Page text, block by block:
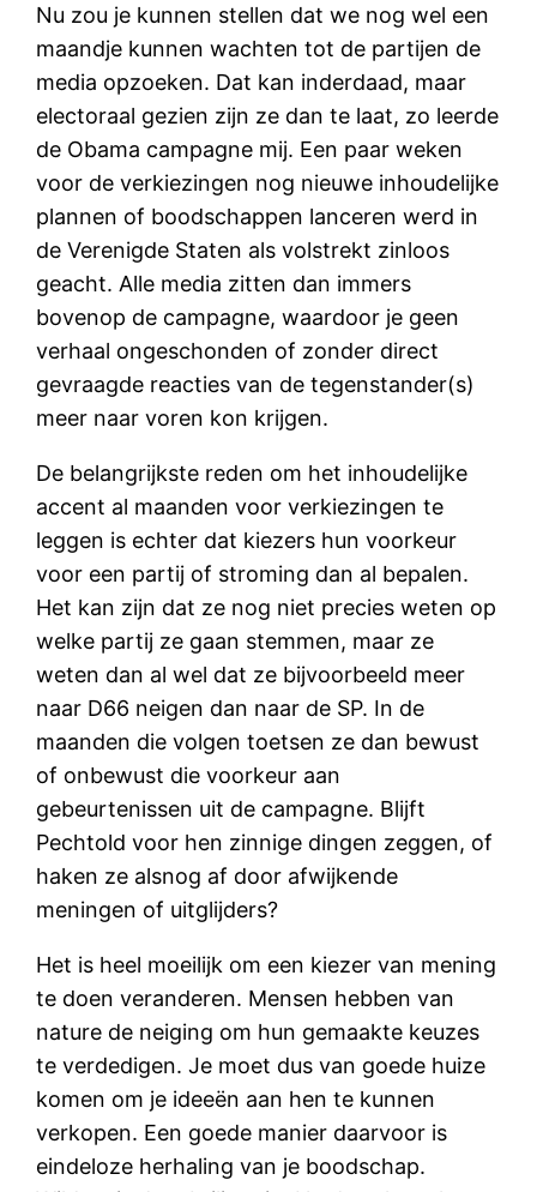
Nu zou je kunnen stellen dat we nog wel een
maandje kunnen wachten tot de partijen de
media opzoeken. Dat kan inderdaad, maar
electoraal gezien zijn ze dan te laat, zo leerde
de Obama campagne mij. Een paar weken
voor de verkiezingen nog nieuwe inhoudelijke
plannen of boodschappen lanceren werd in
de Verenigde Staten als volstrekt zinloos
geacht. Alle media zitten dan immers
bovenop de campagne, waardoor je geen
verhaal ongeschonden of zonder direct
gevraagde reacties van de tegenstander(s)
meer naar voren kon krijgen.
De belangrijkste reden om het inhoudelijke
accent al maanden voor verkiezingen te
leggen is echter dat kiezers hun voorkeur
voor een partij of stroming dan al bepalen.
Het kan zijn dat ze nog niet precies weten op
welke partij ze gaan stemmen, maar ze
weten dan al wel dat ze bijvoorbeeld meer
naar D66 neigen dan naar de SP. In de
maanden die volgen toetsen ze dan bewust
of onbewust die voorkeur aan
gebeurtenissen uit de campagne. Blijft
Pechtold voor hen zinnige dingen zeggen, of
haken ze alsnog af door afwijkende
meningen of uitglijders?
Het is heel moeilijk om een kiezer van mening
te doen veranderen. Mensen hebben van
nature de neiging om hun gemaakte keuzes
te verdedigen. Je moet dus van goede huize
komen om je ideeën aan hen te kunnen
verkopen. Een goede manier daarvoor is
eindeloze herhaling van je boodschap.